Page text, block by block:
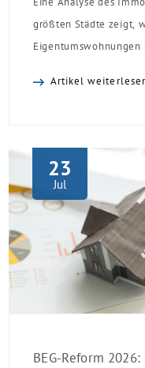
größten Städte zeigt,
Artikel
23
Jul